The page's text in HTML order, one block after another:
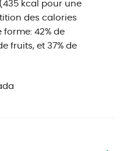
kcal pour une
des calories
42% de
fruits, et 37% de